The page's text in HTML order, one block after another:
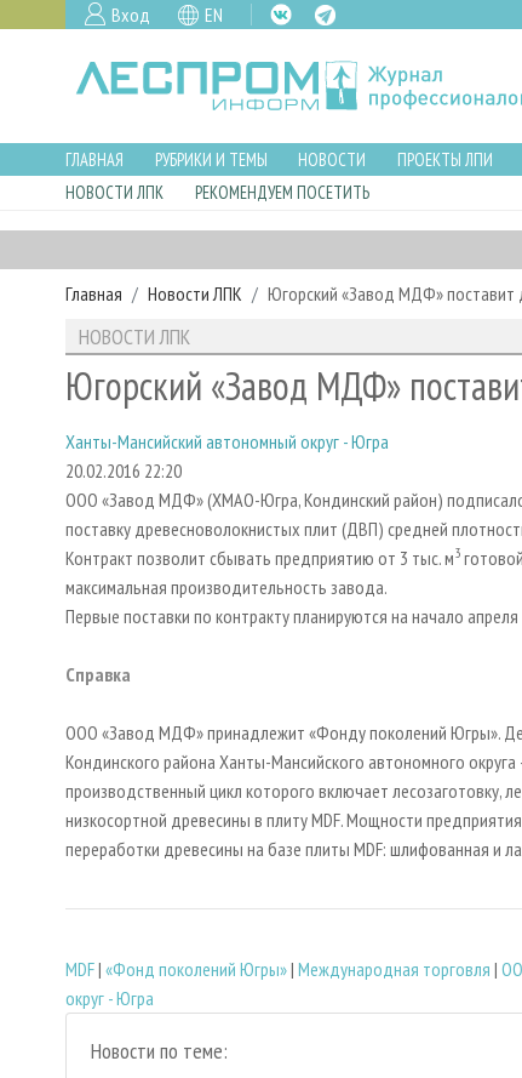
Вход EN
ГЛАВНАЯ РУБРИКИ И ТЕМЫ НОВОСТИ ПРОЕКТЫ ЛПИ
НОВОСТИ ЛПК
РЕКОМЕНДУЕМ ПОСЕТИТЬ
Главная Новости ЛПК Югорский «Завод МДФ» поставит
НОВОСТИ ЛПК
Югорский «Завод МДФ»
Ханты-Мансийский автономный округ - Югра
20.02.2016 22:20
ООО «Завод МДФ» (ХМАО-Югра, Кондинский район)
поставку древесноволокнистых плит (ДВП) средней
Контракт позволит сбывать предприятию от 3 тыс. м3
максимальная производительность завода.
Первые поставки по контракту планируются на начало
Справка
ООО «Завод МДФ» принадлежит «Фонду поколений Югры».
Кондинского района Ханты-Мансийского автономного
производственный цикл которого включает лесозаготовку,
низкосортной древесины в плиту MDF. Мощности
переработки древесины на базе плиты MDF: шлифованная и
MDF| «Фонд поколений Югры»| Международная торговля |
округ - Югра
Новости по теме: